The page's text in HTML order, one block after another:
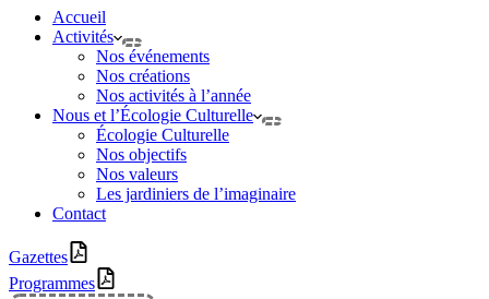
Accueil
Activités
Nos événements
Nos créations
Nos activités à l’année
Nous et l’Écologie Culturelle
Écologie Culturelle
Nos objectifs
Nos valeurs
Les jardiniers de l’imaginaire
Contact
Gazettes
Programmes